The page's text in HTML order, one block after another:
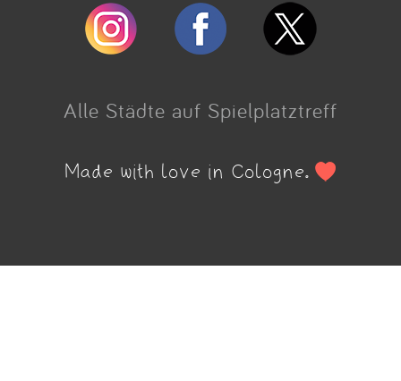
Alle Städte auf Spielplatztreff
Made with love in Cologne.